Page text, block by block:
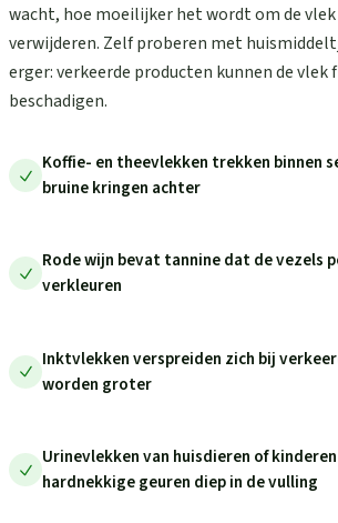
wacht, hoe moeilijker het wordt om de
verwijderen. Zelf proberen met
erger: verkeerde producten kunnen de vlek
beschadigen.
Koffie- en theevlekken trekken binnen
bruine kringen achter
Rode wijn bevat tannine dat de vezels
verkleuren
Inktvlekken verspreiden zich bij
worden groter
Urinevlekken van huisdieren of
hardnekkige geuren diep in de vulling